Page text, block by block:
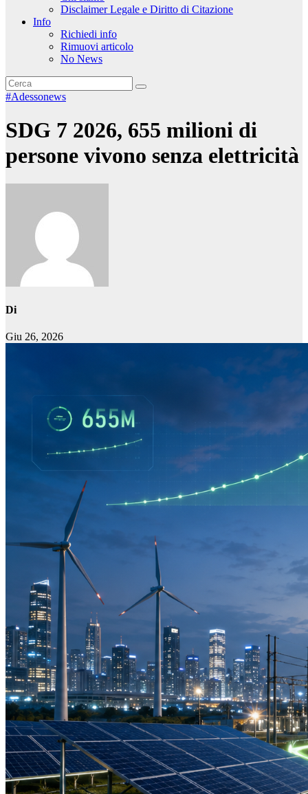
Disclaimer Legale e Diritto di Citazione
Info
Richiedi info
Rimuovi articolo
No News
#Adessonews
SDG 7 2026, 655 milioni di
persone vivono senza elettricità
Di
Giu 26, 2026